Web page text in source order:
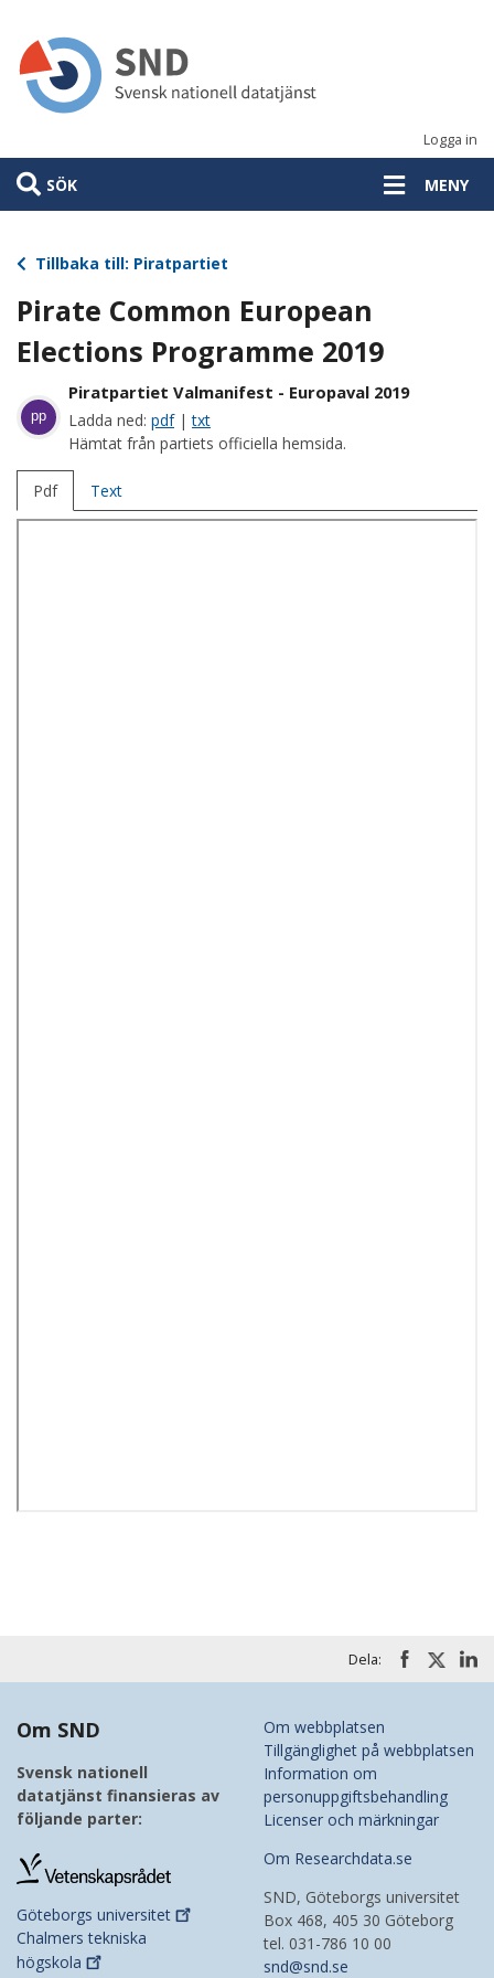
huvudinnehåll
Logga in
SÖK MENY
Tillbaka till: Piratpartiet
Pirate Common European
Elections Programme 2019
pp
Piratpartiet Valmanifest - Europaval 2019
Ladda ned: pdf|txt
Hämtat från partiets officiella hemsida.
Pdf Text
Dela:
Om SND
Svensk nationell
datatjänst finansieras av
följande parter:
Göteborgs universitet
Chalmers tekniska
högskola
Om webbplatsen
Tillgänglighet på webbplatsen
Information om
personuppgiftsbehandling
Licenser och märkningar
Om Researchdata.se
SND, Göteborgs universitet
Box 468, 405 30 Göteborg
tel. 031-786 10 00
snd@snd.se